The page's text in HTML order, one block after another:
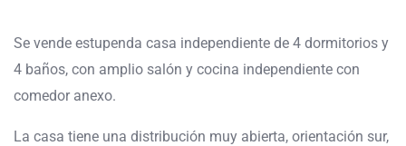
Se vende estupenda casa independiente de 4 dormitorios y
4 baños, con amplio salón y cocina independiente con
comedor anexo.
La casa tiene una distribución muy abierta, orientación sur,